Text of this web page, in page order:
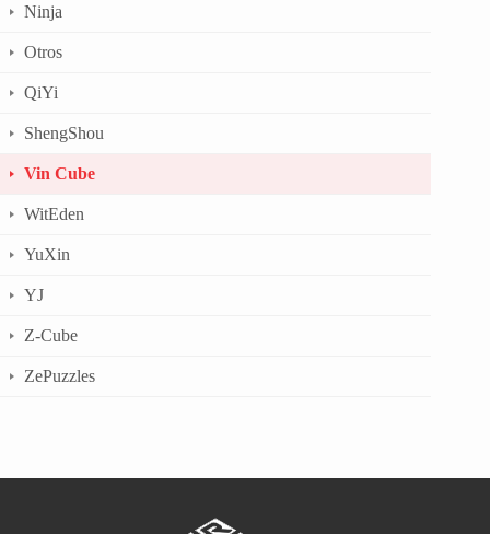
Ninja
Otros
QiYi
ShengShou
Vin Cube
WitEden
YuXin
YJ
Z-Cube
ZePuzzles